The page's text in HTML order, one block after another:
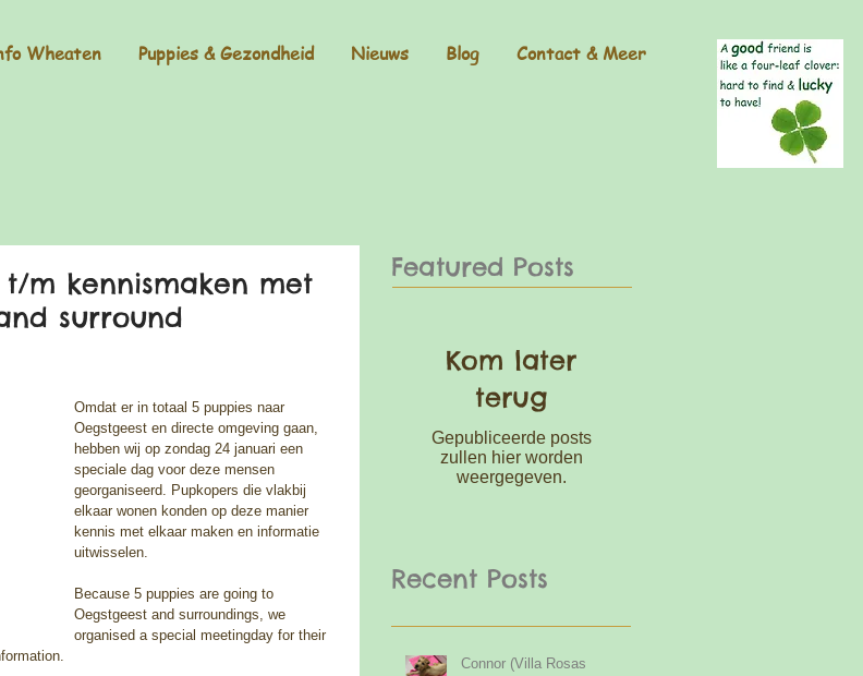
Wheaten Puppies & Gezondheid Nieuws Blog Contact & Meer
t/m kennismaken met
surround
Omdat er in totaal 5 puppies naar
Oegstgeest en directe omgeving gaan,
hebben wij op zondag 24 januari een
speciale dag voor deze mensen
georganiseerd. Pupkopers die vlakbij
elkaar wonen konden op deze manier
kennis met elkaar maken en informatie
uitwisselen.
Because 5 puppies are going to
Oegstgeest and surroundings, we
organised a special meetingday for their
Featured Posts
Kom later
terug
Gepubliceerde posts
zullen hier worden
weergegeven.
Recent Posts
Connor (Villa Rosas